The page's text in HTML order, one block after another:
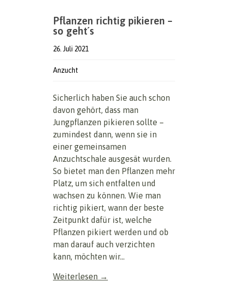
Pflanzen richtig pikieren –
so geht´s
26. Juli 2021
Anzucht
Sicherlich haben Sie auch schon
davon gehört, dass man
Jungpflanzen pikieren sollte –
zumindest dann, wenn sie in
einer gemeinsamen
Anzuchtschale ausgesät wurden.
So bietet man den Pflanzen mehr
Platz, um sich entfalten und
wachsen zu können. Wie man
richtig pikiert, wann der beste
Zeitpunkt dafür ist, welche
Pflanzen pikiert werden und ob
man darauf auch verzichten
kann, möchten wir...
Weiterlesen →